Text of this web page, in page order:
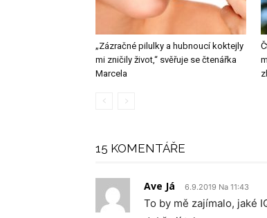
„Zázračné pilulky a hubnoucí koktejly
mi zničily život,“ svěřuje se čtenářka
Marcela
15 KOMENTÁŘE
Ave Já 6.9.2019 Na 11:43
To by mě zajímalo, jaké